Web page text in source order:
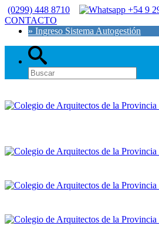
(0299) 448 8710
+54 9
CONTACTO
» Ingreso Sistema Autogestión